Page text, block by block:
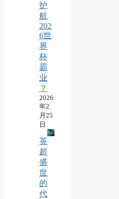
护
航
202
6世
界
杯
霸
业
？
2026
年2
月25
日
英
超
盛
世
的
代